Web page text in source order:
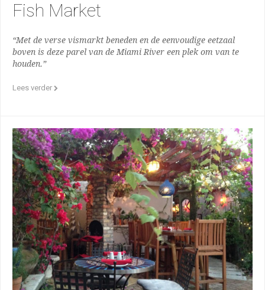
Fish Market
“Met de verse vismarkt beneden en de eenvoudige eetzaal
boven is deze parel van de Miami River een plek om van te
houden.”
Lees verder